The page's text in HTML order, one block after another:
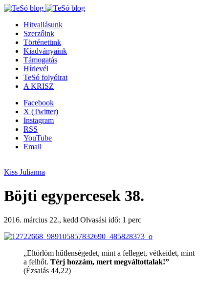
Hitvallásunk
Szerzőink
Történetünk
Kiadványaink
Támogatás
Hírlevél
TeSó folyóirat
A KRISZ
Facebook
X (Twitter)
Instagram
RSS
YouTube
Email
Kiss Julianna
Böjti egypercesek 38.
2016. március 22., kedd Olvasási idő: 1 perc
„Eltörlöm hűtlenségedet, mint a felleget, vétkeidet, mint
a felhőt. Térj hozzám, mert megváltottalak!”
(Ézsaiás 44,22)